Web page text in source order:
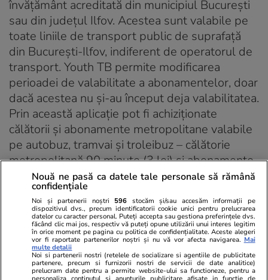
învățământ acreditată din municipiul București
sau din județul Ilfov. Acestea sunt valabile pe
toate liniile de transport public de suprafață
din București-Ilfov, indiferent de operatorul de
transport. Youth TB permite modificarea
perioadei de valabilitate a abonamentelor, doar
dacă acestea nu şi-au început deja valabilitatea.
Prin această aplicație pot fi achiziţionate
călătorii și abonamente metropolitane valabile
pe autobuz, tramvai și troleibuz – călătorie
metropolitană 90 minute (3 lei) și abonamente
metropolitane valabile 24 ore (8 lei), 72 ore
(20 de lei), 7 zile (30 de lei), o lună (80 de lei),
6 luni (400 de lei) și 12 luni (700 de lei),
precum și abonamente integrate metropolitane
și tren, valabile pe autobuz, tramvai, troleibuz și
tren – abonament metropolitan integrat
suprafață + tren Gara de Nord – Aeroportul
Nouă ne pasă ca datele tale personale să rămână
confidențiale
Noi și partenerii noștri 596 stocăm și/sau accesăm informații pe
dispozitivul dvs., precum identificatorii cookie unici pentru prelucrarea
datelor cu caracter personal. Puteți accepta sau gestiona preferințele dvs.
făcând clic mai jos, respectiv vă puteți opune utilizării unui interes legitim
în orice moment pe pagina cu politica de confidențialitate. Aceste alegeri
vor fi raportate partenerilor noștri și nu vă vor afecta navigarea. Mai
multe detalii
Noi si partenerii nostri (retelele de socializare si agentiile de publicitate
partenere, precum si furnizorii nostri de servicii de date analitice)
prelucram date pentru a permite website-ului sa functioneze, pentru a